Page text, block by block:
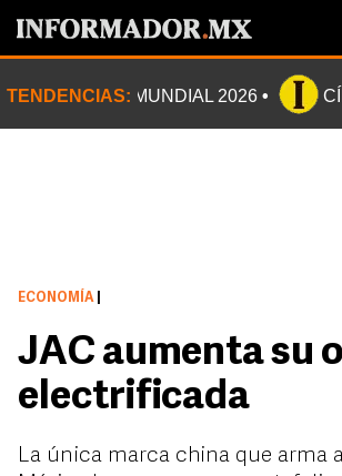
TENDENCIAS: MUNDIAL 2026
ECONOMÍA
JAC aumenta su
electrificada
La única marca china que arma